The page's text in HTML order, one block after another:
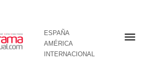
ESPAÑA
AMÉRICA
INTERNACIONAL